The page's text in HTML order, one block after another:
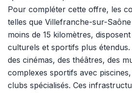
Pour compléter cette offre, les
telles que Villefranche-sur-
moins de 15 kilomètres,
culturels et sportifs plus
des cinémas, des théâtres, des
complexes sportifs avec
clubs spécialisés. Ces